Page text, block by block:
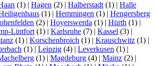
(1) | Hagen (2) | Halberstadt (1) | Halle
(1) | Hemmingen (1) | Hengersberg
(2) | Hoyerswerda (1) | Hürth (1) |
Lintfort (1) | Karlsruhe (7) | Kassel (3) |
(1) | Korschenbroich (1) | Krauschwitz (1) |
(1) | Leipzig (4) | Leverkusen (1) |
(1) | Magdeburg (4) | Mainz (2) |